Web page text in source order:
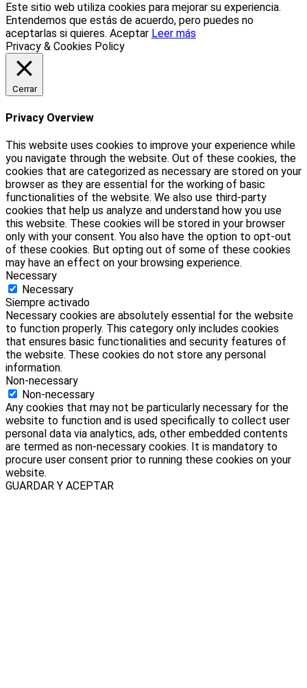
Este sitio web utiliza cookies para mejorar su experiencia.
Entendemos que estás de acuerdo, pero puedes no
aceptarlas si quieres. Aceptar Leer más
Privacy & Cookies Policy
Cerrar
Privacy Overview
This website uses cookies to improve your experience while
you navigate through the website. Out of these cookies, the
cookies that are categorized as necessary are stored on your
browser as they are essential for the working of basic
functionalities of the website. We also use third-party
cookies that help us analyze and understand how you use
this website. These cookies will be stored in your browser
only with your consent. You also have the option to opt-out
of these cookies. But opting out of some of these cookies
may have an effect on your browsing experience.
Necessary
Necessary
Siempre activado
Necessary cookies are absolutely essential for the website
to function properly. This category only includes cookies
that ensures basic functionalities and security features of
the website. These cookies do not store any personal
information.
Non-necessary
Non-necessary
Any cookies that may not be particularly necessary for the
website to function and is used specifically to collect user
personal data via analytics, ads, other embedded contents
are termed as non-necessary cookies. It is mandatory to
procure user consent prior to running these cookies on your
website.
GUARDAR Y ACEPTAR